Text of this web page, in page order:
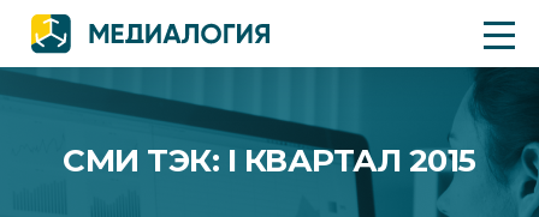
СМИ ТЭК: I КВАРТАЛ 2015